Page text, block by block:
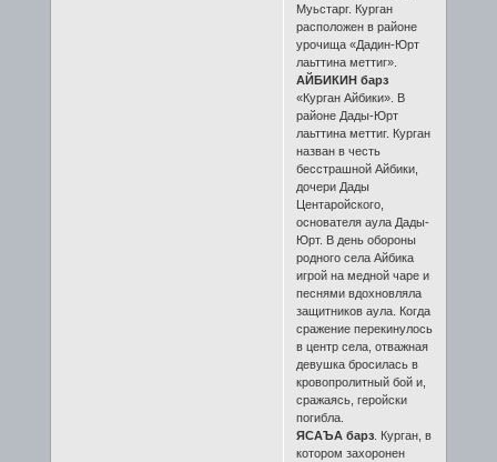
Муьстарг. Курган
расположен в районе
урочища «Дадин-Юрт
лаьттина меттиг».
АЙБИКИН барз
«Курган Айбики». В
районе Дады-Юрт
лаьттина меттиг. Курган
назван в честь
бесстрашной Айбики,
дочери Дады
Центаройского,
основателя аула Дады-
Юрт. В день обороны
родного села Айбика
игрой на медной чаре и
песнями вдохновляла
защитников аула. Когда
сражение перекинулось
в центр села, отважная
девушка бросилась в
кровопролитный бой и,
сражаясь, геройски
погибла.
ЯСАЪА барз. Курган, в
котором захоронен